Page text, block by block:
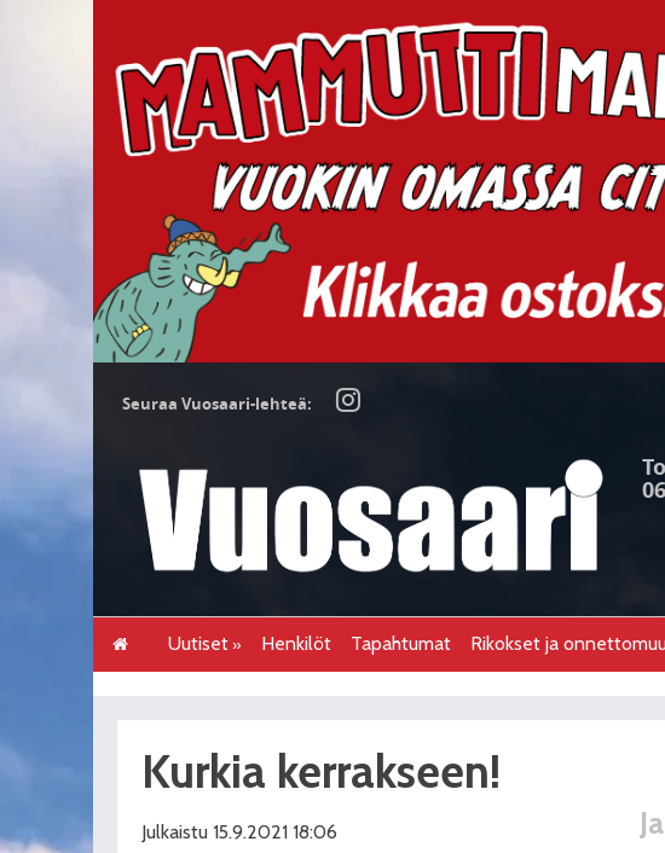
Seuraa Vuosaari-lehteä:
Uutiset Henkilöt Tapahtumat Rikokset ja
Kurkia kerrakseen!
Julkaistu 15.9.2021 18:06